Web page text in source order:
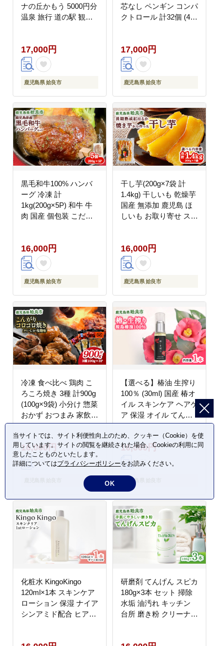
ナの丘かもう 5000円分
温泉 旅行 道の駅 観光
17,000円
鹿児島県 姶良市
芯なし ペンギン コンパ
クトロール 計32個 (4R
回数削減 必需品 ストッ
ク 省スペース 株式会社
桂紙業(a1110)
17,000円
鹿児島県 姶良市
黒毛和牛100% ハンバ
ーグ 冷凍 計
1kg(200g×5P) 和牛 牛
肉 国産 個包装 こだわ
16,000円
鹿児島県 姶良市
干し芋(200g×7袋 計
1.4kg) 干しいも 乾燥芋
国産 無添加 鹿児島 ほ
しいも お取り寄せ スイ
16,000円
鹿児島県 姶良市
冷凍 食べ比べ 鶏肉 こ
ろころ焼き 3種 計900g
(100g×9袋) 小分け 惣菜
おかず おつまみ 家飲み
晩酌 炭火 （a639）
16,000円
【選べる】椿油 生搾り
100％ (30ml) 国産 椿オ
イル スキンケア ヘアケ
ア 保湿 オイル てんげ
ん (a937-A)
16,000円
鹿児島県 姶良市
化粧水 KingoKingo
120ml×1本 スキンケア
ローション 保湿 ナイア
シンアミド配合 ヒアル
研磨剤 てんげん スピカ
180g×3本 セット 掃除
水垢 油汚れ キッチン
台所 磨き粉 クリーナー
当サイトでは、サイト利便性向上のため、クッキー（Cookie）を使
用しています。サイトの閲覧を継続された場合、Cookieの利用に同
意したことものといたします。
詳細についてはプライバシーポリシーをお読みください。
OK